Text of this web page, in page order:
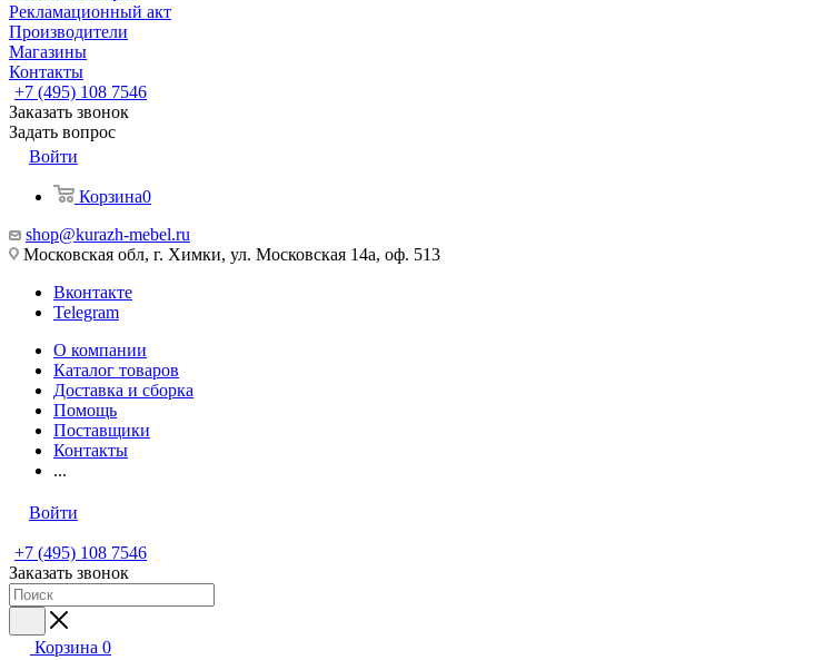
Рекламационный акт
Производители
Магазины
Контакты
+7 (495) 108 7546
Заказать звонок
Задать вопрос
Войти
Корзина0
shop@kurazh-mebel.ru
Московская обл, г. Химки, ул. Московская 14а, оф. 513
Вконтакте
Telegram
О компании
Каталог товаров
Доставка и сборка
Помощь
Поставщики
Контакты
...
Войти
+7 (495) 108 7546
Заказать звонок
Корзина 0